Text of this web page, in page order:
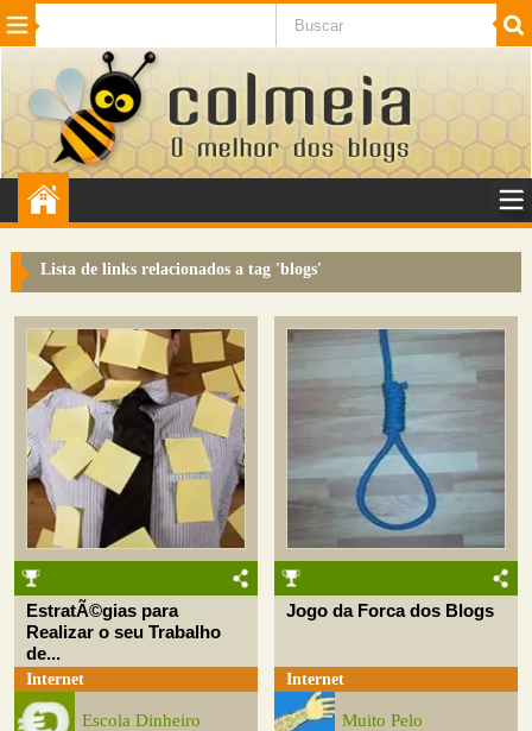
Beleza Cinema e TV
Internet Jogos NotÃ­cias SaÃºde
VeÃ­culos Adulto
Sugerir Link
Colmeia Exchange
Perguntas Frequentes
Sobre
Contato
Lista de links relacionados a tag 'blogs'
EstratÃ©gias para
Realizar o seu Trabalho
de...
Internet
Escola Dinheiro
Jogo da Forca dos Blogs
Internet
Muito Pelo